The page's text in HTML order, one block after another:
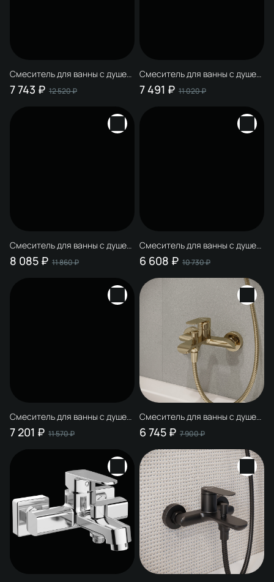
Смеситель для ванны с душем
STWORKI Копенгаген
S42100GG глянцевое золото,
Душевой гарнитур Гётеборг
S03190GG, глянцевое золото
7 743 ₽ 12 520 ₽
Смеситель для ванны с душем
STWORKI Эстерсунд S31100GG
глянцевое золото, латунь,
гарнитур Ольборг S20190GG,
7 491 ₽ 11 020 ₽
Смеситель для ванны с душем
STWORKI Эстерсунд S31100GG
глянцевое золото, латунь,
гарнитур Гётеборг S03190GG,
8 085 ₽ 11 860 ₽
Смеситель для ванны с душем
STWORKI Молде S23100GG
глянцевое золото, латунь,
современный, + Душевой
гарнитур Ольборг S20190GG,
глянцевое золото
6 608 ₽ 10 730 ₽
Смеситель для ванны с душем
STWORKI Молде S23100GG
глянцевое золото, латунь,
гарнитур Гётеборг S03190GG,
глянцевое золото
7 201 ₽ 11 570 ₽
Смеситель для ванны с душем
STWORKI Копенгаген
S42100GM матовое золото,
латунь, современный
6 745 ₽ 7 900 ₽